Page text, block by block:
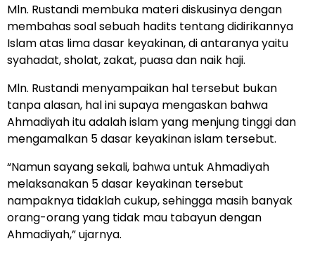
Mln. Rustandi membuka materi diskusinya dengan
membahas soal sebuah hadits tentang didirikannya
Islam atas lima dasar keyakinan, di antaranya yaitu
syahadat, sholat, zakat, puasa dan naik haji.
Mln. Rustandi menyampaikan hal tersebut bukan
tanpa alasan, hal ini supaya mengaskan bahwa
Ahmadiyah itu adalah islam yang menjung tinggi dan
mengamalkan 5 dasar keyakinan islam tersebut.
“Namun sayang sekali, bahwa untuk Ahmadiyah
melaksanakan 5 dasar keyakinan tersebut
nampaknya tidaklah cukup, sehingga masih banyak
orang-orang yang tidak mau tabayun dengan
Ahmadiyah,” ujarnya.